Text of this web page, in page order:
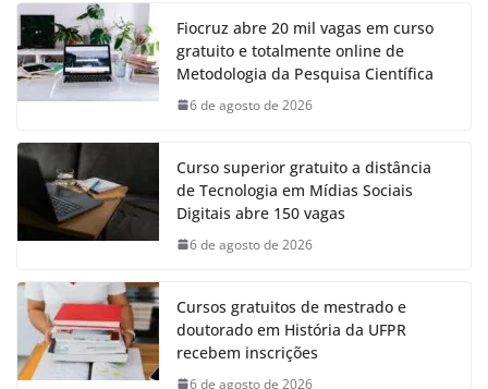
Fiocruz abre 20 mil vagas em curso
gratuito e totalmente online de
Metodologia da Pesquisa Científica
6 de agosto de 2026
Curso superior gratuito a distância
de Tecnologia em Mídias Sociais
Digitais abre 150 vagas
6 de agosto de 2026
Cursos gratuitos de mestrado e
doutorado em História da UFPR
recebem inscrições
6 de agosto de 2026